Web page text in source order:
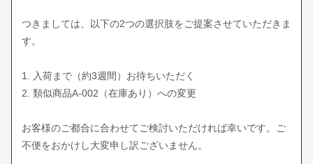
つきましては、以下の2つの選択肢をご提案させていただきま
す。
1. 入荷まで（約3週間）お待ちいただく
2. 類似商品A-002（在庫あり）への変更
お客様のご都合に合わせてご検討いただければ幸いです。ご
不便をおかけし大変申し訳ございません。